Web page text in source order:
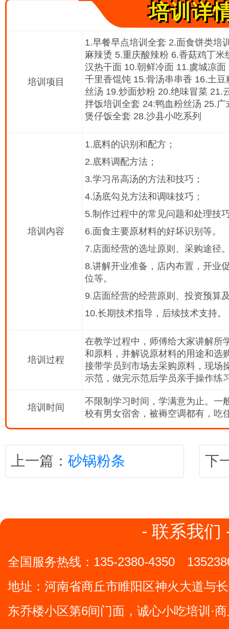
培训详
培训项目
1.早餐早点培训全套 2.面食饼类培
麻辣烫 5.重庆酸辣粉 6.香菇鸡丁
汉热干面 10.朝鲜冷面 11.虞城凉
千里香馄饨 15.骨汤串串香 16.土
丝汤 19.炒面炒粉 20.绝味冒菜 21.
拌饭培训全套 24:鸭血粉丝汤 25.
煲仔饭全套 28.沙县小吃系列
培训内容
1.底料的识别和配方；
2.底料调配方法；
3.学习吊高汤的方法和技巧；
4.汤底勾兑方法和调味技巧；
5.制作过程中的常见问题和处理技
6.面食主要原材料的好坏识别等。
7.店面经营的选址原则、采购途径
8.讲解开业准备，店内布置，开业
位等。
9.店面经营的经营原则、投资预算
10.长期技术指导，后续技术支持。
培训过程
在教学过程中，师傅给大家讲解所
和原料，并解说原材料的用途和选
接带学员到市场去采购原料，现场
示范，做完示范后学员亲手操作练
培训时间
不限制学习时间，学满意为止。一
校有男女宿舍，被褥空调都有，吃
上一篇： 砂锅粉条 下
- 联系我们
全国服务热线： 135-2380-4350
地址： 河南省商丘市睢阳区神火大道与
东乔楼小区第6间门面，诚心小吃培训·